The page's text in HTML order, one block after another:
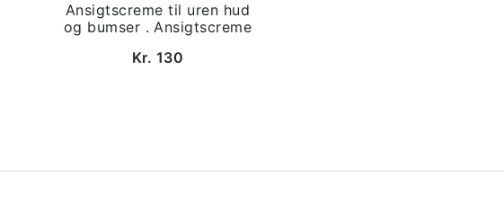
Ansigtscreme til uren hud
og bumser . Ansigtscreme
Kr. 130